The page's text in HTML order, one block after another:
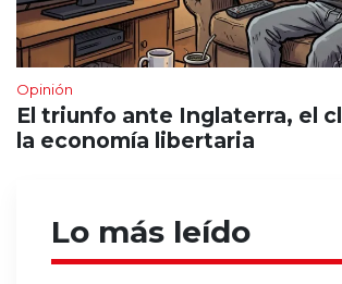
Opinión
El triunfo ante Inglaterra, el
la economía libertaria
Lo más leído